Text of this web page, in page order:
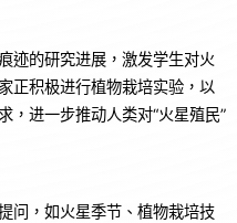
迹的研究进展，激发学生对火
正积极进行植物栽培实验，以
，进一步推动人类对“火星殖民”
问，如火星季节、植物栽培技